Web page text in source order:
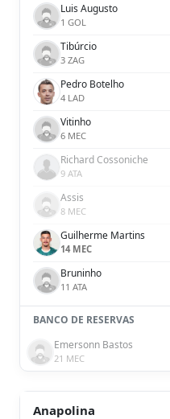
Luis Augusto
1 GOL
Tibúrcio
3 ZAG
Pedro Botelho
4 LAD
Vitinho
6 MEC
Richard Cossoniche
9 ATA
Assis
8 MEC
Guilherme Martins
14 MEC
Bruninho
11 ATA
BANCO DE RESERVAS
Emersonn Bastos
21 MEC
Anapolina